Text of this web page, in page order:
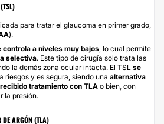
para tratar el glaucoma en primer grado,
).
controla a niveles muy bajos , lo cual permite
selectiva. Este tipo de cirugía solo trata las
la demás zona ocular intacta. El TSL se
riesgos y es segura, siendo una alternativa
tratamiento con TLA o bien, con
la presión.
DE ARGÓN (TLA)